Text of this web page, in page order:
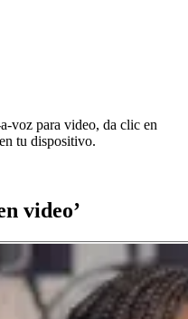
voz para video, da clic en
tu dispositivo.
video’